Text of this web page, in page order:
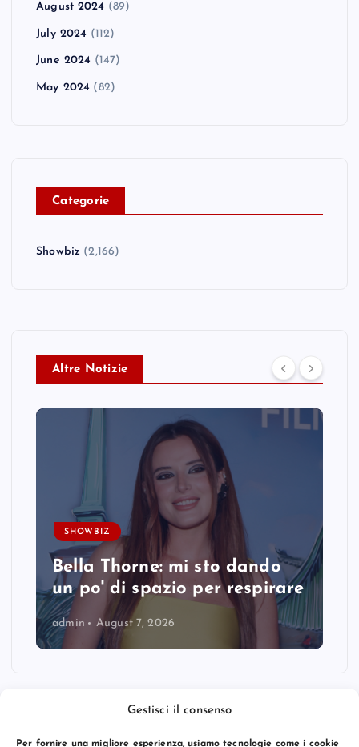
Gestisci il consenso
Per fornire una migliore esperienza, usiamo tecnologie come i cookie
August 2024 (89)
July 2024 (112)
June 2024 (147)
May 2024 (82)
Categorie
Showbiz (2,166)
Altre Notizie
SHOWBIZ
Bella Thorne: mi sto dando
un po' di spazio per respirare
admin August 7, 2026